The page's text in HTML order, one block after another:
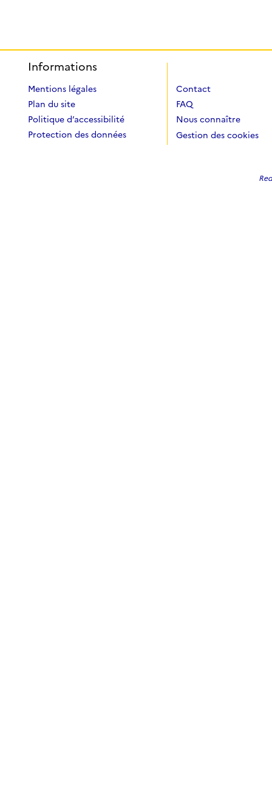
Informations
Mentions légales
Plan du site
Politique d’accessibilité
Protection des données
Contact
FAQ
Nous connaître
Gestion des cookies